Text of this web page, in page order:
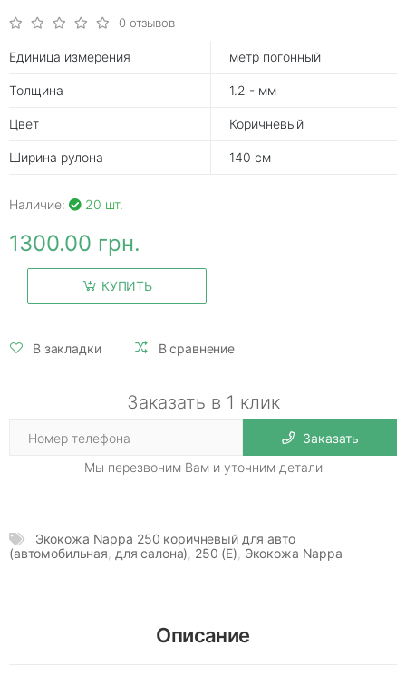
0 отзывов
Единица измерения метр погонный
Толщина 1.2 - мм
Цвет Коричневый
Ширина рулона 140 см
Наличие: 20 шт.
1300.00 грн.
КУПИТЬ
В закладки В сравнение
Заказать в 1 клик
Заказать
Мы перезвоним Вам и уточним детали
Экокожа Nappa 250 коричневый для авто
(автомобильная для салона) 250 (E) Экокожа Nappa
Описание